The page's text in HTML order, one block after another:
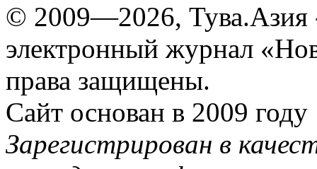
© 2009—2026, Тува.Азия
электронный журнал
права защищены.
Сайт основан в 2009 году
Зарегистрирован в